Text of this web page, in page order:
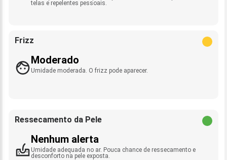
telas e repelentes pessoais.
Frizz
Moderado
Umidade moderada. O frizz pode aparecer.
Ressecamento da Pele
Nenhum alerta
Umidade adequada no ar. Pouca chance de ressecamento e
desconforto na pele exposta.